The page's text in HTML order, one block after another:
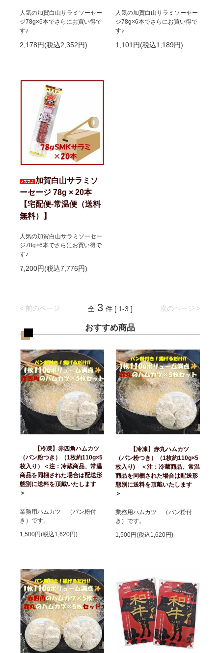
人気の加賀白山サラミソーセー
ジ78g×6本でさらにお買い得で
す♪
2,178円(税込2,352円)
人気の加賀白山サラミソーセー
ジ78g×6本でさらにお買い得で
す♪
1,101円(税込1,189円)
加賀白山サラミソ
ーセージ 78g × 20本
【宅配便-常温便（送料
無料）】
人気の加賀白山サラミソーセー
ジ78g×6本でさらにお買い得で
す♪
7,200円(税込7,776円)
< 前のページ 次のページ >
全 3 件 [ 1-3 ]
おすすめ商品
【冷凍】赤四角ハムカツ
（パン粉つき）（1枚約110g×5
枚入り）＜注：冷蔵商品、常温
商品を同梱された場合は配送形
態別に送料を頂戴いたします
＞
業務用ハムカツ （パン粉付
き）です。
1,500円(税込1,620円)
【冷凍】赤丸ハムカツ
（パン粉つき）（1枚約110g×5
枚入り) ＜注：冷蔵商品、常温
商品を同梱された場合は配送形
態別に送料を頂戴いたします
＞
業務用ハムカツ （パン粉付
き）です。
1,500円(税込1,620円)